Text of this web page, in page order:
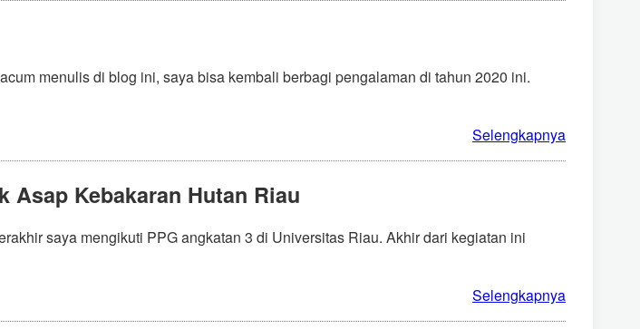
menulis di blog ini, saya bisa kembali berbagi pengalaman di tahun 2020 ini.
Selengkapnya
Asap Kebakaran Hutan Riau
saya mengikuti PPG angkatan 3 di Universitas Riau. Akhir dari kegiatan ini
Selengkapnya